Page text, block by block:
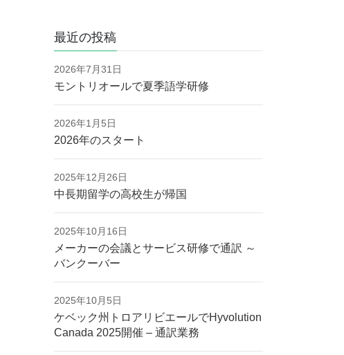
最近の投稿
2026年7月31日
モントリオールで夏季語学研修
2026年1月5日
2026年のスタート
2025年12月26日
中長期留学の高校生が帰国
2025年10月16日
メーカーの会議とサービス研修で通訳 ～
バンクーバー
2025年10月5日
ケベック州トロアリビエールでHyvolution
Canada 2025開催 – 通訳業務